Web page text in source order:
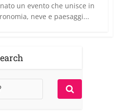
un evento che unisce in
neve e paesaggi...